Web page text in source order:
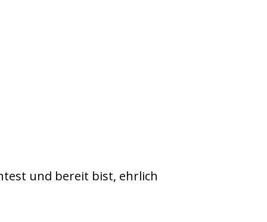
und bereit bist, ehrlich